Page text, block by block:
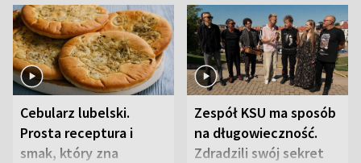
Cebularz lubelski.
Prosta receptura i
smak, który zna
Zespół KSU ma sposób
na długowieczność.
Zdradzili swój sekret